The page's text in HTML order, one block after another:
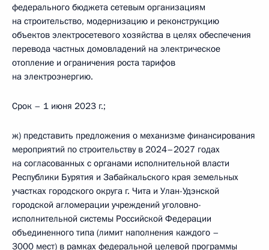
федерального бюджета сетевым организациям
на строительство, модернизацию и реконструкцию
объектов электросетевого хозяйства в целях обеспечения
перевода частных домовладений на электрическое
отопление и ограничения роста тарифов
на электроэнергию.
Срок – 1 июня 2023 г.;
ж) представить предложения о механизме финансирования
мероприятий по строительству в 2024–2027 годах
на согласованных с органами исполнительной власти
Республики Бурятия и Забайкальского края земельных
участках городского округа г. Чита и Улан-Удэнской
городской агломерации учреждений уголовно-
исполнительной системы Российской Федерации
объединенного типа (лимит наполнения каждого –
3000 мест) в рамках федеральной целевой программы